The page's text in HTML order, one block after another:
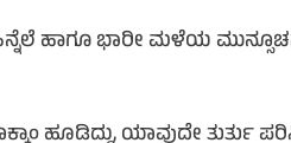
ಹಿನ್ನೆಲೆ ಹಾಗೂ ಭಾರೀ ಮಳೆಯ
ಯಾವುದೇ ತುರ್ತು